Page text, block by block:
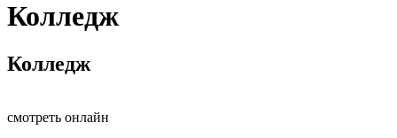
Колледж
Колледж
смотреть онлайн